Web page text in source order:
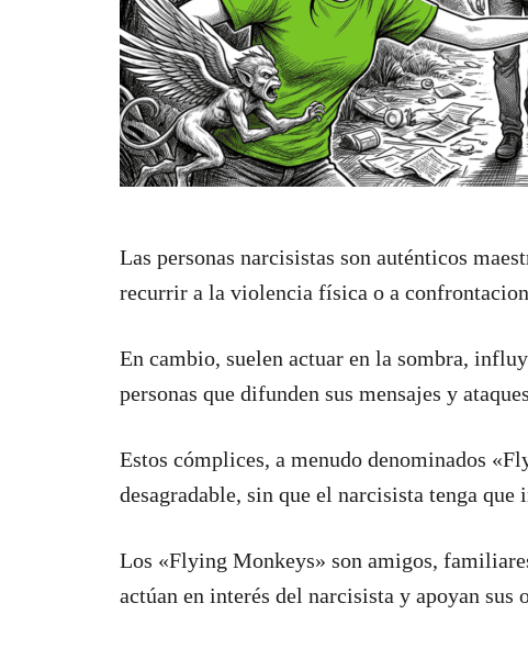
Las personas narcisistas son auténticos
recurrir a la violencia física o a
En cambio, suelen actuar en la sombra,
personas que difunden sus mensajes y
Estos cómplices, a menudo denominados
desagradable, sin que el narcisista tenga
Los «Flying Monkeys» son amigos,
actúan en interés del narcisista y apoyan sus